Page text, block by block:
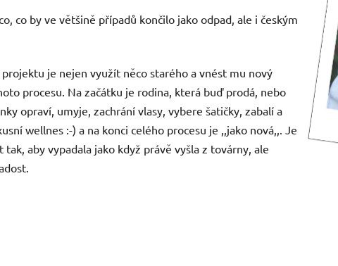
co by ve většině případů končilo jako odpad, ale i českým
je nejen využít něco starého a vnést mu nový
procesu. Na začátku je rodina, která buď prodá, nebo
opraví, umyje, zachrání vlasy, vybere šatičky, zabalí a
wellnes :-) a na konci celého procesu je ,,jako nová,,. Je
aby vypadala jako když právě vyšla z továrny, ale